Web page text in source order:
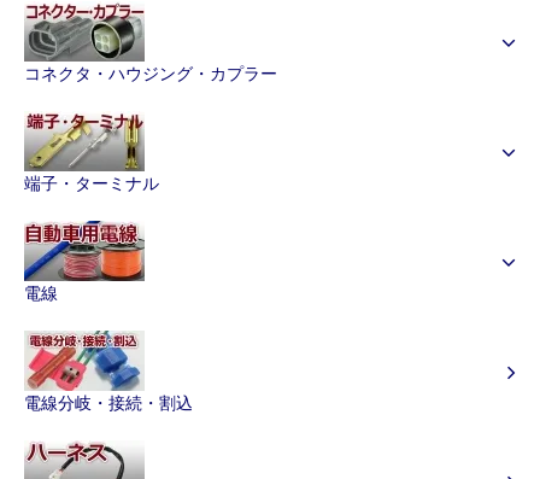
コネクタ・ハウジング・カプラー
端子・ターミナル
電線
電線分岐・接続・割込